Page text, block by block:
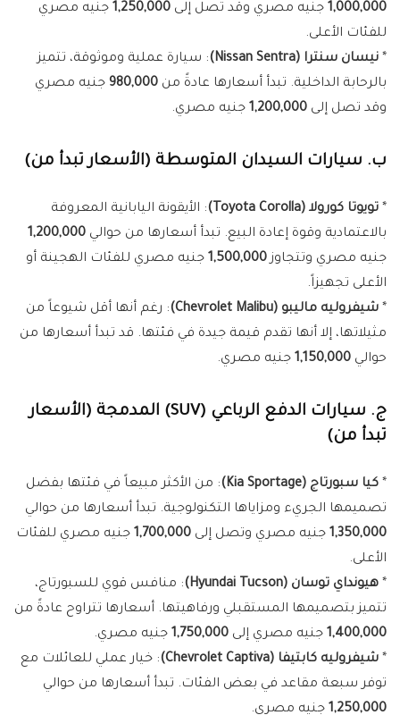
1,000,000 جنيه مصري وقد تصل إلى 1,250,000 جنيه مصري
للفئات الأعلى.
* نيسان سنترا (Nissan Sentra)
: سيارة عملية وموثوقة، تتميز
بالرحابة الداخلية. تبدأ أسعارها عادةً من 980,000 جنيه مصري
وقد تصل إلى 1,200,000 جنيه مصري.
ب. سيارات السيدان المتوسطة (الأسعار تبدأ من)
* تويوتا كورولا (Toyota Corolla)
: الأيقونة اليابانية المعروفة
بالاعتمادية وقوة إعادة البيع. تبدأ أسعارها من حوالي 1,200,000
جنيه مصري وتتجاوز1,500,000 جنيه مصري للفئات الهجينة أو
الأعلى تجهيزاً.
* شيفروليه ماليبو (Chevrolet Malibu)
: رغم أنها أقل شيوعاً من
مثيلاتها، إلا أنها تقدم قيمة جيدة في فئتها. قد تبدأ أسعارها من
حوالي 1,150,000 جنيه مصري.
ج. سيارات الدفع الرباعي (SUV) المدمجة (الأسعار
تبدأ من)
* كيا سبورتاج (Kia Sportage)
: من الأكثر مبيعاً في فئتها بفضل
تصميمها الجريء ومزاياها التكنولوجية. تبدأ أسعارها من حوالي
1,350,000 جنيه مصري وتصل إلى 1,700,000 جنيه مصري للفئات
الأعلى.
* هيونداي توسان (Hyundai Tucson)
: منافس قوي للسبورتاج،
تتميز بتصميمها المستقبلي ورفاهيتها. أسعارها تتراوح عادةً من
1,400,000 جنيه مصري إلى 1,750,000 جنيه مصري.
* شيفروليه كابتيفا (Chevrolet Captiva)
: خيار عملي للعائلات مع
توفر سبعة مقاعد في بعض الفئات. تبدأ أسعارها من حوالي
1,250,000 جنيه مصري.